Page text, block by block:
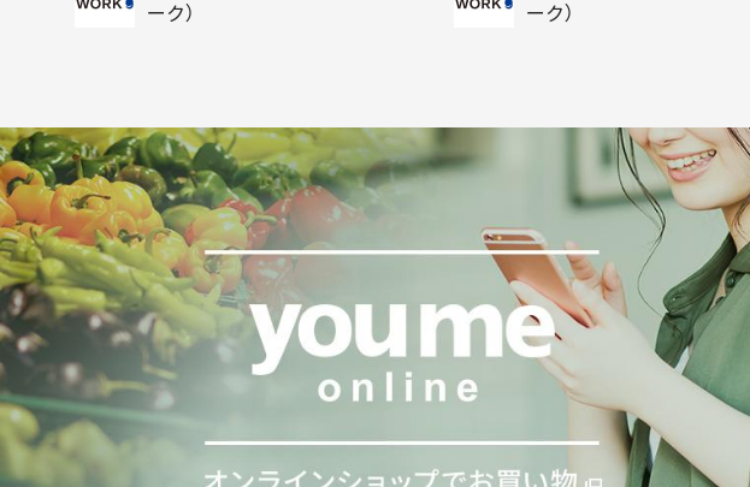
ーク）
ーク）